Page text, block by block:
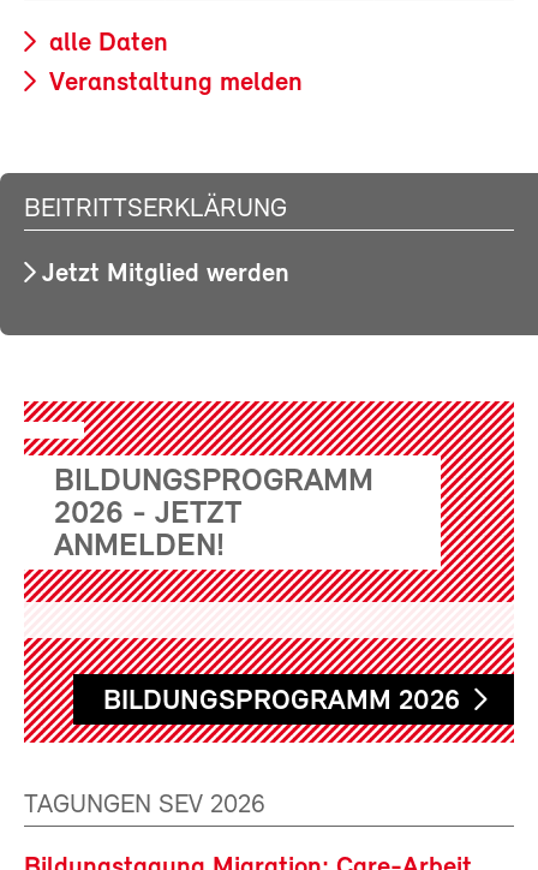
alle Daten
Veranstaltung melden
BEITRITTSERKLÄRUNG
Jetzt Mitglied werden
BILDUNGSPROGRAMM
2026 - JETZT
ANMELDEN!
BILDUNGSPROGRAMM 2026
TAGUNGEN SEV 2026